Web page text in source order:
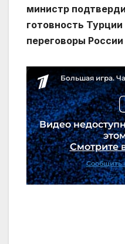
министр
готовность
переговоры